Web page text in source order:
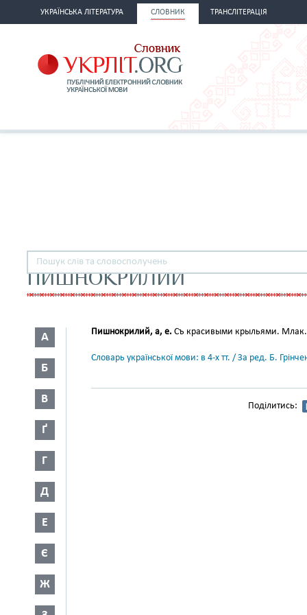
УКРАЇНСЬКА ЛІТЕРАТУРА СЛОВНИК ТРАНСЛІТЕРАЦІЯ
ПИШНОКРИЛИЙ
А
Б
В
Ґ
Г
Д
Е
Є
Ж
Пишнокрилий, а, е. Съ красивыми крыльями.
Словарь української мови: в 4-х тт. / За ред. Б.
Поділитись: